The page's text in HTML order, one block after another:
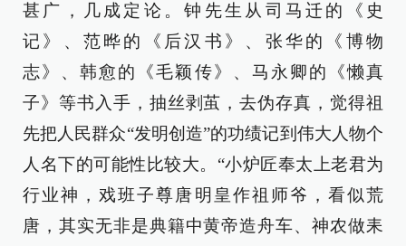
甚广，几成定论。钟先生从司马迁的《史
记》、范晔的《后汉书》、张华的《博物
志》、韩愈的《毛颖传》、马永卿的《懒真
子》等书入手，抽丝剥茧，去伪存真，觉得祖
先把人民群众“发明创造”的功绩记到伟大人物个
人名下的可能性比较大。“小炉匠奉太上老君为
行业神，戏班子尊唐明皇作祖师爷，看似荒
唐，其实无非是典籍中黄帝造舟车、神农做耒